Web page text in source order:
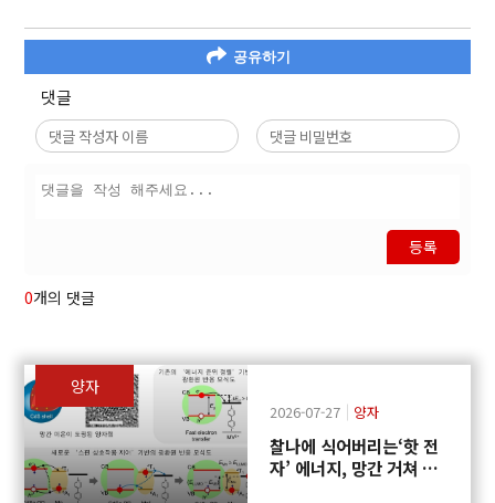
공유하기
댓글
등록
0개의 댓글
양자
2026-07-27 양자
찰나에 식어버리는‘핫 전
자’ 에너지, 망간 거쳐 화